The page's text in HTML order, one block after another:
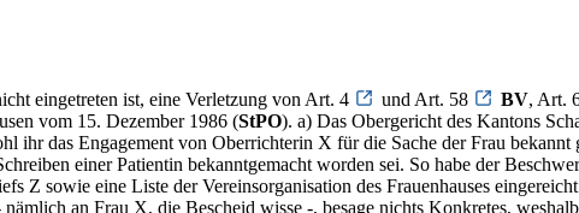
eingetreten ist, eine Verletzung von Art. 4 und Art. 58 BV, Art.
vom 15. Dezember 1986 (StPO). a) Das Obergericht des Kantons
ihr das Engagement von Oberrichterin X für die Sache der Frau
einer Patientin bekanntgemacht worden sei. So habe der
Z sowie eine Liste der Vereinsorganisation des Frauenhauses
nämlich an Frau X, die Bescheid wisse -, besage nichts Konkretes,